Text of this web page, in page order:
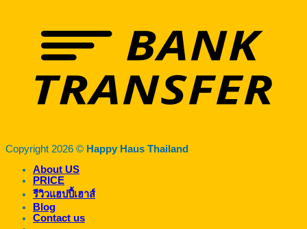
Copyright 2026 © Happy Haus Thailand
About US
PRICE
รีวิวแฮปปี้เฮาส์
Blog
Contact us